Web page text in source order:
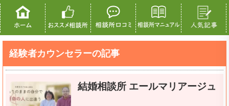
経験者カウンセラーの記事
結婚相談所 エールマリアージュ